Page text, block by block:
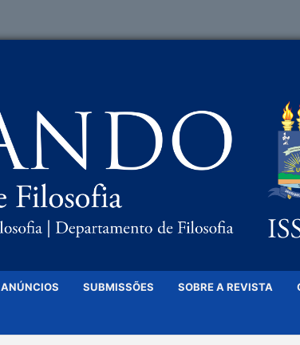
ANÚNCIOS SUBMISSÕES SOBRE A REVISTA